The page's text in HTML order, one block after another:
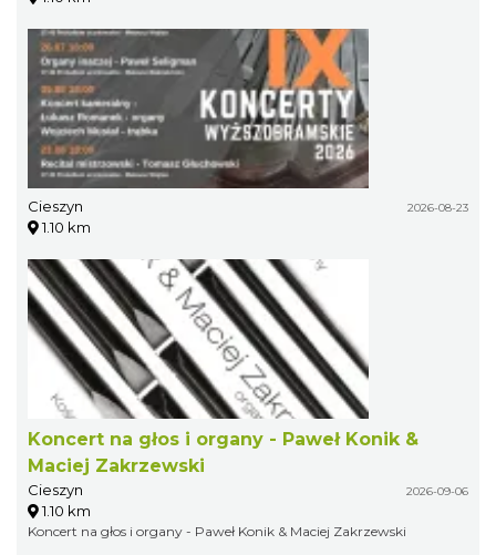
Cieszyn 2026-08-23
1.10 km
Koncert na głos i organy - Paweł Konik &
Maciej Zakrzewski
Cieszyn 2026-09-06
1.10 km
Koncert na głos i organy - Paweł Konik & Maciej Zakrzewski